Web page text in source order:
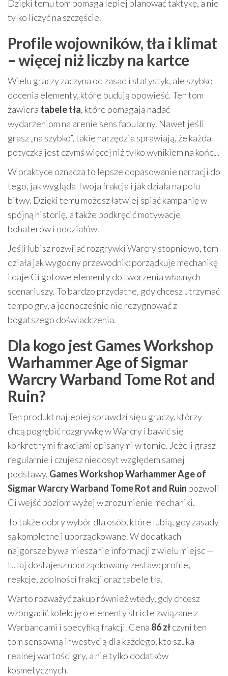
Dzięki temu tom pomaga lepiej planować taktykę, a nie
tylko liczyć na szczęście.
Profile wojowników, tła i klimat
– więcej niż liczby na kartce
Wielu graczy zaczyna od zasad i statystyk, ale szybko
docenia elementy, które budują opowieść. Ten tom
zawiera tabele tła, które pomagają nadać
wydarzeniom na arenie sens fabularny. Nawet jeśli
grasz „na szybko”, takie narzędzia sprawiają, że każda
potyczka jest czymś więcej niż tylko wynikiem na końcu.
W praktyce oznacza to lepsze dopasowanie narracji do
tego, jak wygląda Twoja frakcja i jak działa na polu
bitwy. Dzięki temu możesz łatwiej spiąć kampanię w
spójną historię, a także podkręcić motywacje
bohaterów i oddziałów.
Jeśli lubisz rozwijać rozgrywki Warcry stopniowo, tom
działa jak wygodny przewodnik: porządkuje mechanikę
i daje Ci gotowe elementy do tworzenia własnych
scenariuszy. To bardzo przydatne, gdy chcesz utrzymać
tempo gry, a jednocześnie nie rezygnować z
bogatszego doświadczenia.
Dla kogo jest Games Workshop
Warhammer Age of Sigmar
Warcry Warband Tome Rot and
Ruin?
Ten produkt najlepiej sprawdzi się u graczy, którzy
chcą pogłębić rozgrywkę w Warcry i bawić się
konkretnymi frakcjami opisanymi w tomie. Jeżeli grasz
regularnie i czujesz niedosyt względem samej
podstawy, Games Workshop Warhammer Age of
Sigmar Warcry Warband Tome Rot and Ruin pozwoli
Ci wejść poziom wyżej w zrozumienie mechaniki.
To także dobry wybór dla osób, które lubią, gdy zasady
są kompletne i uporządkowane. W dodatkach
najgorsze bywa mieszanie informacji z wielu miejsc —
tutaj dostajesz uporządkowany zestaw: profile,
reakcje, zdolności frakcji oraz tabele tła.
Warto rozważyć zakup również wtedy, gdy chcesz
wzbogacić kolekcję o elementy stricte związane z
Warbandami i specyfiką frakcji. Cena 86 złczyni ten
tom sensowną inwestycją dla każdego, kto szuka
realnej wartości gry, a nie tylko dodatków
kosmetycznych.